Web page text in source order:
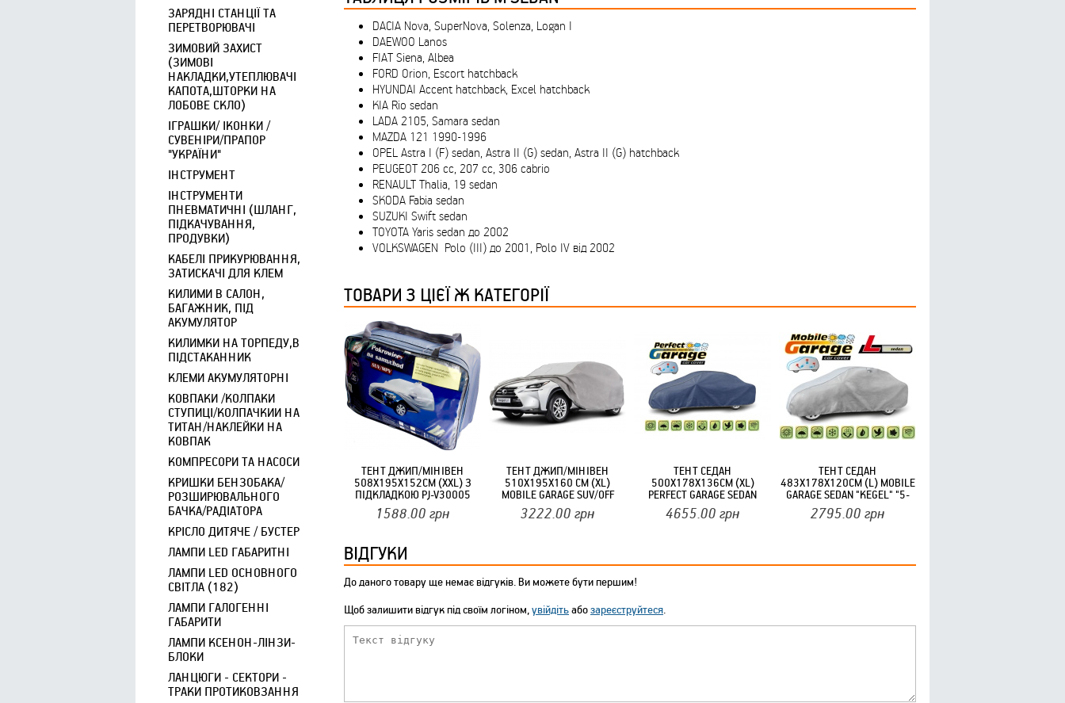
ЗАРЯДНІ СТАНЦІЇ ТА
ПЕРЕТВОРЮВАЧІ
ЗИМОВИЙ ЗАХИСТ
(ЗИМОВІ
НАКЛАДКИ,УТЕПЛЮВАЧІ
КАПОТА,ШТОРКИ НА
ЛОБОВЕ СКЛО)
ІГРАШКИ/ ІКОНКИ /
СУВЕНІРИ/ПРАПОР
"УКРАЇНИ"
ІНСТРУМЕНТ
ІНСТРУМЕНТИ
ПНЕВМАТИЧНІ (ШЛАНГ,
ПІДКАЧУВАННЯ,
ПРОДУВКИ)
КАБЕЛІ ПРИКУРЮВАННЯ,
ЗАТИСКАЧІ ДЛЯ КЛЕМ
КИЛИМИ В САЛОН,
БАГАЖНИК, ПІД
АКУМУЛЯТОР
КИЛИМКИ НА ТОРПЕДУ,В
ПІДСТАКАННИК
КЛЕМИ АКУМУЛЯТОРНІ
КОВПАКИ /КОЛПАКИ
СТУПИЦІ/КОЛПАЧКИИ НА
ТИТАН/НАКЛЕЙКИ НА
КОВПАК
КОМПРЕСОРИ ТА НАСОСИ
КРИШКИ БЕНЗОБАКА/
РОЗШИРЮВАЛЬНОГО
БАЧКА/РАДІАТОРА
КРІСЛО ДИТЯЧЕ / БУСТЕР
ЛАМПИ LED ГАБАРИТНІ
ЛАМПИ LED ОСНОВНОГО
СВІТЛА (182)
ЛАМПИ ГАЛОГЕННІ
ГАБАРИТИ
ЛАМПИ КСЕНОН-ЛІНЗИ-
БЛОКИ
ЛАНЦЮГИ - СЕКТОРИ -
ТРАКИ ПРОТИКОВЗАННЯ
DACIA Nova, SuperNova, Solenza, Logan I
DAEWOO Lanos
FIAT Siena, Albea
FORD Orion, Escort hatchback
HYUNDAI Accent hatchback, Excel hatchback
KIA Rio sedan
LADA 2105, Samara sedan
MAZDA 121 1990-1996
OPEL Astra I (F) sedan, Astra II (G) sedan, Astra II (G) hatchback
PEUGEOT 206 cc, 207 cc, 306 cabrio
RENAULT Thalia, 19 sedan
SKODA Fabia sedan
SUZUKI Swift sedan
TOYOTA Yaris sedan до 2002
VOLKSWAGEN Polo (III) до 2001, Polo IV від 2002
ТОВАРИ З ЦІЄЇ Ж КАТЕГОРІЇ
ТЕНТ ДЖИП/МІНІВЕН
508X195X152СМ (XXL) З
ПІДКЛАДКОЮ PJ-V30005
"MILEX" (КИШЕНЯ ПІД
ДЗЕРКАЛО+ЗАМОК)
1588.00 грн
ТЕНТ ДЖИП/МІНІВЕН
510Х195Х160 СМ (XL)
MOBILE GARAGE SUV/OFF
ROAD "KEGEL""5-4123-248-
3020"
3222.00 грн
ТЕНТ СЕДАН
500X178X136СМ (XL)
PERFECT GARAGE SEDAN
"KEGEL" "5-4645-249-4030
4655.00 грн
ТЕНТ СЕДАН
483X178X120СМ (L) MOBILE
GARAGE SEDAN "KEGEL" "5-
4112-248-3020"
2795.00 грн
ВІДГУКИ
До даного товару ще немає відгуків. Ви можете бути першим!
Щоб залишити відгук під своїм логіном,увійдітьабозареєструйтеся.